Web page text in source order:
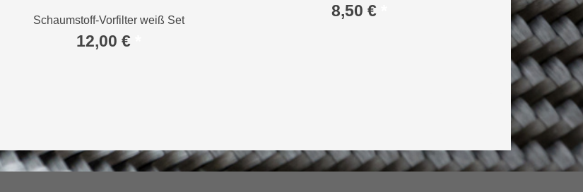
Schaumstoff-Vorfilter weiß Set
12,00 €
8,50 €